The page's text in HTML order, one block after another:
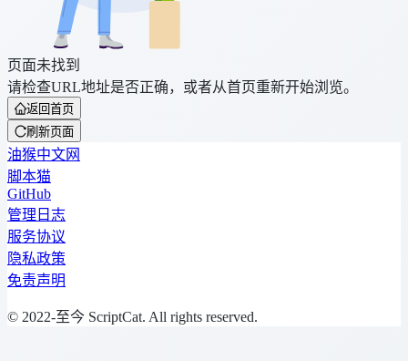
页面未找到
请检查URL地址是否正确，或者从首页重新开始浏览。
返回首页
刷新页面
油猴中文网
脚本猫
GitHub
管理日志
服务协议
隐私政策
免责声明
© 2022-至今 ScriptCat. All rights reserved.